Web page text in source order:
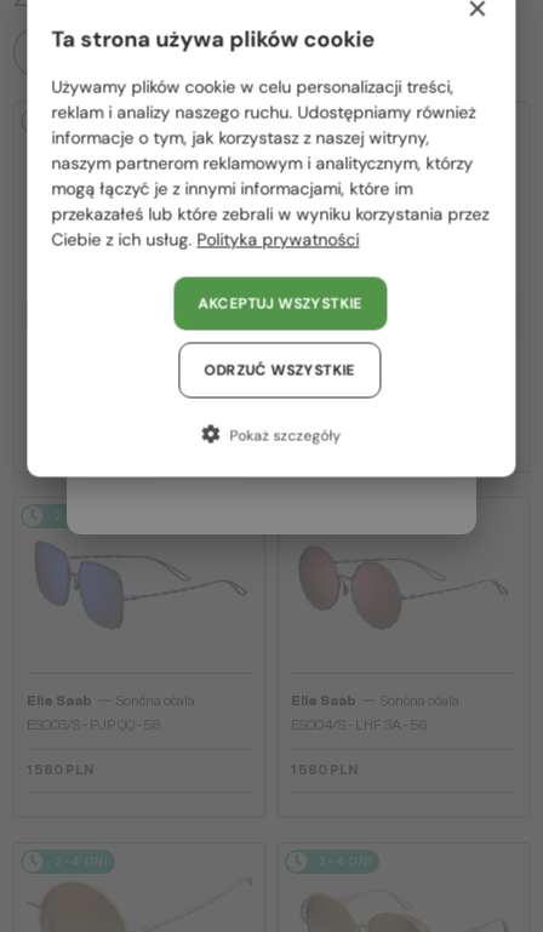
WSZYSTKIE PRODUKTY
2-4 DNI
Z SOCZEWKĄ MONOFOKALNĄ
Optična okvirja
2-4 DNI
Z SOCZEWKĄ MONOFOKALNĄ
—Optična okvirja
ES020 - DDB - 58
2-4 DNI
Elie Saab
Sončna očala
ES003/S - PJP QQ - 56
1 580 PLN
Elie Saab
Sončna očala
ES004/S - LHF 3A - 56
1 580 PLN
2-4 DNI 2-4 DNI
Proszę wybierz z listy odpowiedni dla Ciebie kraj:
Polska / PL
România / RO
Magyarország / HU
United Arab Emirates / EN
Austria / AT
Niemcy / DE
×
Ta strona używa plików cookie
Używamy plików cookie w celu personalizacji treści,
reklam i analizy naszego ruchu. Udostępniamy również
informacje o tym, jak korzystasz z naszej witryny,
naszym partnerom reklamowym i analitycznym, którzy
mogą łączyć je z innymi informacjami, które im
przekazałeś lub które zebrali w wyniku korzystania przez
Ciebie z ich usług. Polityka prywatności
AKCEPTUJ WSZYSTKIE
ODRZUĆ WSZYSTKIE
Pokaż szczegóły